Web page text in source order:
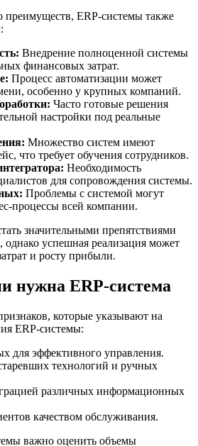
преимуществ, ERP-системы также
Внедрение полноценной системы
финансовых затрат.
Процесс автоматизации может
особенно у крупных компаний.
Часто готовые решения
настройки под реальные
Множество систем имеют
что требует обучения сотрудников.
Необходимость
для сопровождения системы.
Проблемы с системой могут
процессы всей компании.
значительными препятствиями
однако успешная реализация может
и росту прибыли.
нужна ERP-система
которые указывают на
ERP-системы:
для эффективного управления.
технологий и ручных
различных информационных
качеством обслуживания.
важно оценить объемы